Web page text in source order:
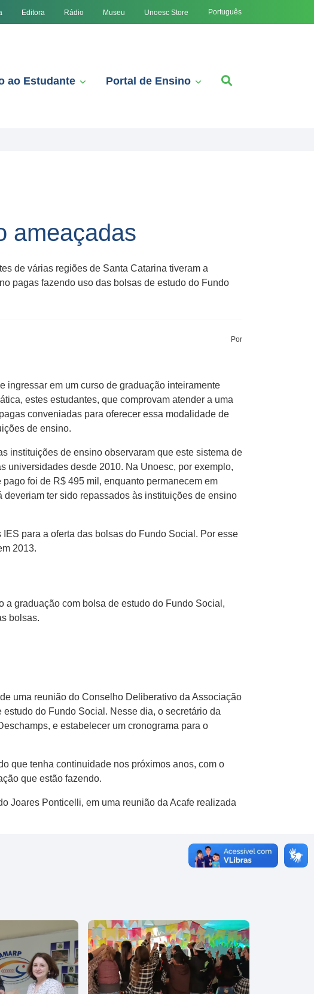
Editora Rádio Museu Unoesc Store Português
ao Estudante Portal de Ensino
ameaçadas
de várias regiões de Santa Catarina tiveram a
pagas fazendo uso das bolsas de estudo do Fundo
Por
ingressar em um curso de graduação inteiramente
estes estudantes, que comprovam atender a uma
conveniadas para oferecer essa modalidade de
de ensino.
instituições de ensino observaram que este sistema de
universidades desde 2010. Na Unoesc, por exemplo,
foi de R$ 495 mil, enquanto permanecem em
ter sido repassados às instituições de ensino
para a oferta das bolsas do Fundo Social. Por esse
2013.
a graduação com bolsa de estudo do Fundo Social,
bolsas.
uma reunião do Conselho Deliberativo da Associação
do Fundo Social. Nesse dia, o secretário da
e estabelecer um cronograma para o
que tenha continuidade nos próximos anos, com o
que estão fazendo.
Joares Ponticelli, em uma reunião da Acafe realizada